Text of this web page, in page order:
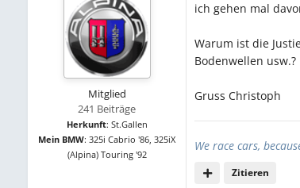
Mitglied
241 Beiträge
Herkunft: St.Gallen
Mein BMW: 325i Cabrio '86, 325iX
(Alpina) Touring '92
ich gehen mal
Warum ist die
Bodenwellen usw.?
Gruss Christoph
Zitieren
We race cars,